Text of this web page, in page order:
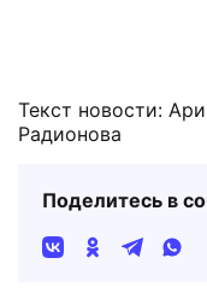
Текст новости:
Радионова
Поделитесь в